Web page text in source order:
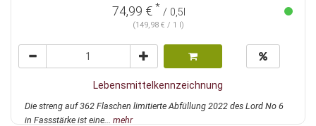
74,99 € * / 0,5l
(149,98 € / 1 l)
Lebensmittelkennzeichnung
Die streng auf 362 Flaschen limitierte Abfüllung 2022 des Lord No 6
in Fassstärke ist eine... mehr